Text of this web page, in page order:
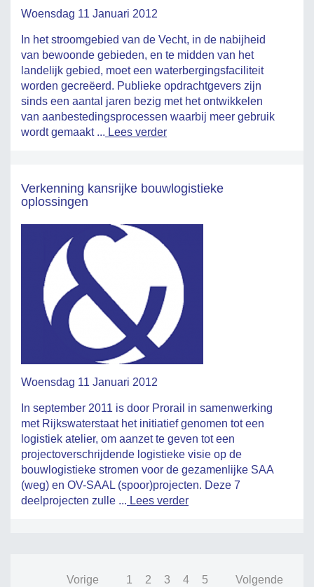
Woensdag 11 Januari 2012
In het stroomgebied van de Vecht, in de nabijheid
van bewoonde gebieden, en te midden van het
landelijk gebied, moet een waterbergingsfaciliteit
worden gecreëerd. Publieke opdrachtgevers zijn
sinds een aantal jaren bezig met het ontwikkelen
van aanbestedingsprocessen waarbij meer gebruik
wordt gemaakt ... Lees verder
Verkenning kansrijke bouwlogistieke
oplossingen
Woensdag 11 Januari 2012
In september 2011 is door Prorail in samenwerking
met Rijkswaterstaat het initiatief genomen tot een
logistiek atelier, om aanzet te geven tot een
projectoverschrijdende logistieke visie op de
bouwlogistieke stromen voor de gezamenlijke SAA
(weg) en OV-SAAL (spoor)projecten. Deze 7
deelprojecten zulle ... Lees verder
Vorige 1 2 3 4 5 Volgende